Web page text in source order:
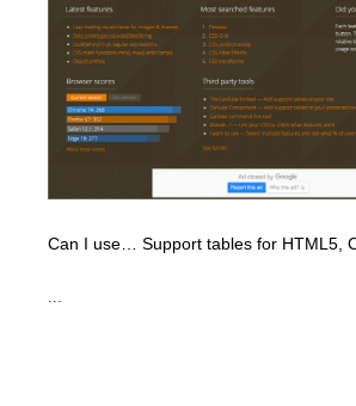
Can I use… Support tables for HTML5,